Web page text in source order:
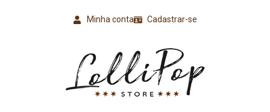
Cadastrar-se
Minha conta